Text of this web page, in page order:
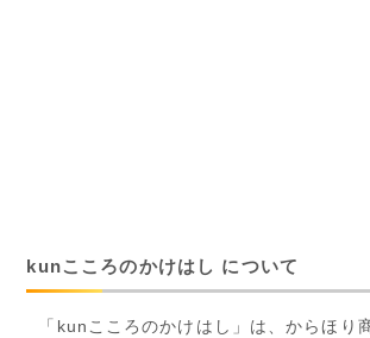
kunこころのかけはし について
「kunこころのかけはし」は、からほり